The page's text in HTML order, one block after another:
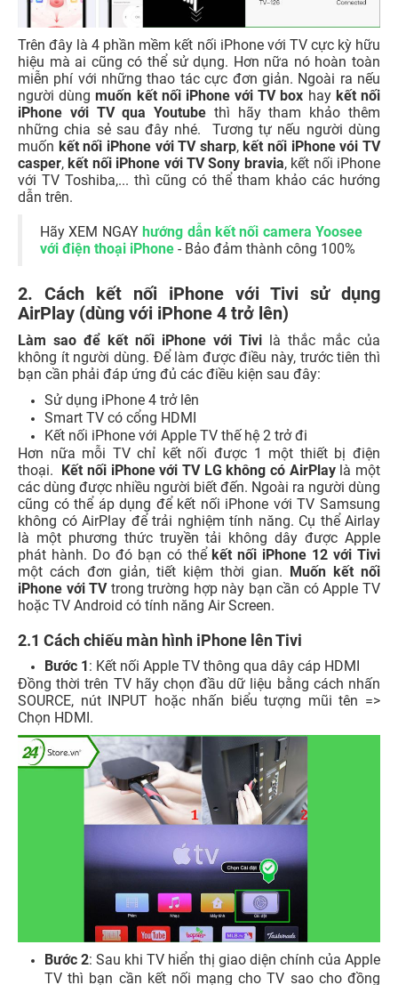
Trên đây là 4 phần mềm kết nối iPhone với TV cực kỳ hữu
hiệu mà ai cũng có thể sử dụng. Hơn nữa nó hoàn toàn
miễn phí với những thao tác cực đơn giản. Ngoài ra nếu
người dùngmuốn kết nối iPhone với TV box haykết nối
iPhone với TV qua Youtube thì hãy tham khảo thêm
những chia sẻ sau đây nhé.
Tương tự nếu người dùng
muốn kết nối iPhone với TV sharp,kết nối iPhone vói TV
casper,kết nối iPhone với TV Sony bravia, kết nối iPhone
với TV Toshiba,... thì cũng có thể tham khảo các hướng
dẫn trên.
Hãy XEM NGAYhướng dẫn kết nối camera Yoosee
với điện thoại iPhone - Bảo đảm thành công 100%
2. Cách kết nối iPhone với Tivi sử dụng
AirPlay (dùng với iPhone 4 trở lên)
Làm sao để kết nối iPhone với Tivi là thắc mắc của
không ít người dùng. Để làm được điều này, trước tiên thì
bạn cần phải đáp ứng đủ các điều kiện sau đây:
Sử dụng iPhone 4 trở lên
Smart TV có cổng HDMI
Kết nối iPhone với Apple TV thế hệ 2 trở đi
Hơn nữa mỗi TV chỉ kết nối được 1 một thiết bị điện
thoại. Kết nối iPhone với TV LG không có AirPlaylà một
các dùng được nhiều người biết đến. Ngoài ra người dùng
cũng có thể áp dụng để kết nối iPhone với TV Samsung
không có AirPlay để trải nghiệm tính năng. Cụ thể Airlay
là một phương thức truyền tải không dây được Apple
phát hành. Do đó bạn có thểkết nối iPhone 12 với Tivi
một cách đơn giản, tiết kiệm thời gian. Muốn kết nối
iPhone với TV trong trường hợp này bạn cần có Apple TV
hoặc TV Android có tính năng Air Screen.
2.1 Cách chiếu màn hình iPhone lên Tivi
Bước 1: Kết nối Apple TV thông qua dây cáp HDMI
Đồng thời trên TV hãy chọn đầu dữ liệu bằng cách nhấn
SOURCE, nút INPUT hoặc nhấn biểu tượng mũi tên =>
Chọn HDMI.
Bước 2: Sau khi TV hiển thị giao diện chính của Apple
TV thì bạn cần kết nối mạng cho TV sao cho đồng